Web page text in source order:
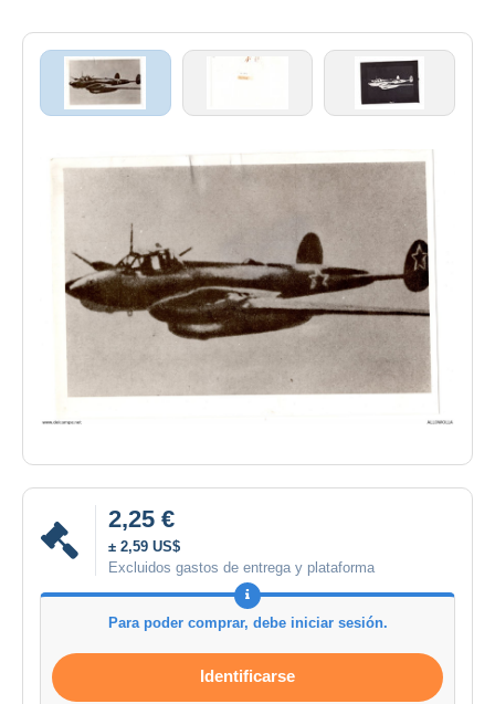
2,25 €
± 2,59 US$
Excluidos gastos de entrega y plataforma
Para poder comprar, debe iniciar sesión.
Identificarse